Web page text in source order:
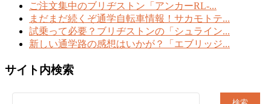
ご注文集中のブリヂストン「アンカーRL-...
まだまだ続くぞ通学自転車情報！サカモトテ...
試乗って必要？ブリヂストンの「シュライン...
新しい通学路の感想はいかが？「エブリッジ...
サイト内検索